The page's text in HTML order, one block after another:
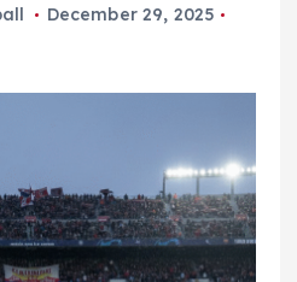
December 29, 2025